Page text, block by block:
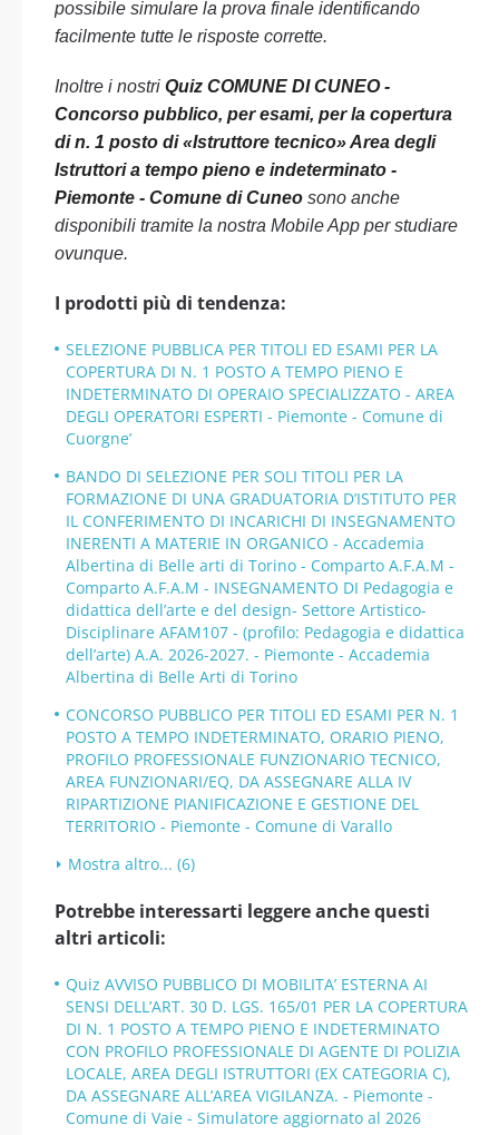
possibile simulare la prova finale identificando
facilmente tutte le risposte corrette.
Inoltre i nostri Quiz COMUNE DI CUNEO -
Concorso pubblico, per esami, per la copertura
di n. 1 posto di «Istruttore tecnico» Area degli
Istruttori a tempo pieno e indeterminato -
Piemonte - Comune di Cuneo sono anche
disponibili tramite la nostra Mobile App per studiare
ovunque.
I prodotti più di tendenza:
SELEZIONE PUBBLICA PER TITOLI ED ESAMI PER LA
COPERTURA DI N. 1 POSTO A TEMPO PIENO E
INDETERMINATO DI OPERAIO SPECIALIZZATO - AREA
DEGLI OPERATORI ESPERTI - Piemonte - Comune di
Cuorgne’
BANDO DI SELEZIONE PER SOLI TITOLI PER LA
FORMAZIONE DI UNA GRADUATORIA D’ISTITUTO PER
IL CONFERIMENTO DI INCARICHI DI INSEGNAMENTO
INERENTI A MATERIE IN ORGANICO - Accademia
Albertina di Belle arti di Torino - Comparto A.F.A.M -
Comparto A.F.A.M - INSEGNAMENTO DI Pedagogia e
didattica dell’arte e del design- Settore Artistico-
Disciplinare AFAM107 - (profilo: Pedagogia e didattica
dell’arte) A.A. 2026-2027. - Piemonte - Accademia
Albertina di Belle Arti di Torino
CONCORSO PUBBLICO PER TITOLI ED ESAMI PER N. 1
POSTO A TEMPO INDETERMINATO, ORARIO PIENO,
PROFILO PROFESSIONALE FUNZIONARIO TECNICO,
AREA FUNZIONARI/EQ, DA ASSEGNARE ALLA IV
RIPARTIZIONE PIANIFICAZIONE E GESTIONE DEL
TERRITORIO - Piemonte - Comune di Varallo
Mostra altro... (6)
Potrebbe interessarti leggere anche questi
altri articoli:
Quiz AVVISO PUBBLICO DI MOBILITA’ ESTERNA AI
SENSI DELL’ART. 30 D. LGS. 165/01 PER LA COPERTURA
DI N. 1 POSTO A TEMPO PIENO E INDETERMINATO
CON PROFILO PROFESSIONALE DI AGENTE DI POLIZIA
LOCALE, AREA DEGLI ISTRUTTORI (EX CATEGORIA C),
DA ASSEGNARE ALL’AREA VIGILANZA. - Piemonte -
Comune di Vaie - Simulatore aggiornato al 2026